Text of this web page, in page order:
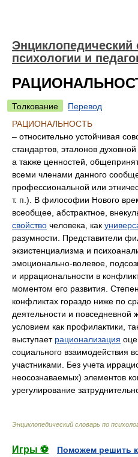
Энциклопедический
психологии и
Толкование
Перевод
РАЦИОНАЛЬНОСТЬ
– относительно устойчивая
стандартов, эталонов
а также ценностей,
всеми членами данного
профессиональной или
т. п.). B философии Нового
всеобщее, абстрактное,
свойство человека, как
разумности. Представители
экзистенциализма и
эмоционально-волевое,
и иррациональности в
моментом его развития.
конфликтах гораздо ниже по
деятельности и
условием как профилактики,
выступает рационализация
социального взаимодействия
участниками. Без учета
неосознаваемых) элементов
урегулирование
Энциклопедический словарь по
Игры ⚽
Поможем решить